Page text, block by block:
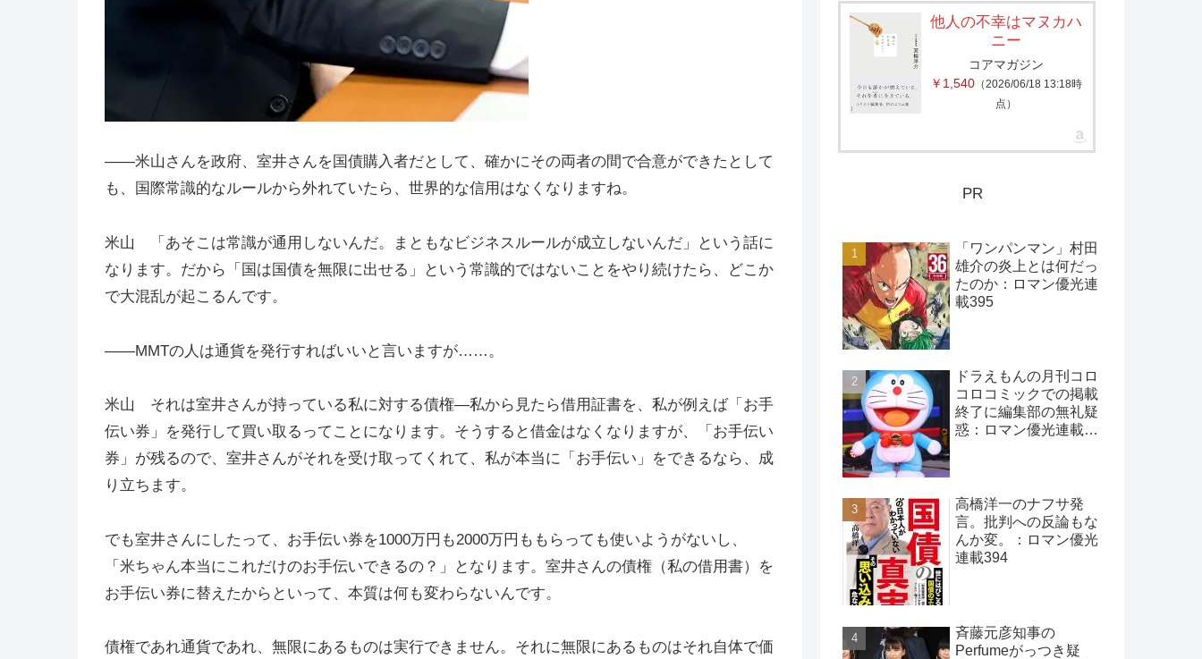
――米山さんを政府、室井さんを国債購入者だとして、確かにその両者の間で合意ができたとして
も、国際常識的なルールから外れていたら、世界的な信用はなくなりますね。
米山 「あそこは常識が通用しないんだ。まともなビジネスルールが成立しないんだ」という話に
なります。だから「国は国債を無限に出せる」という常識的ではないことをやり続けたら、どこか
で大混乱が起こるんです。
――MMTの人は通貨を発行すればいいと言いますが……。
米山 それは室井さんが持っている私に対する債権―私から見たら借用証書を、私が例えば「お手
伝い券」を発行して買い取るってことになります。そうすると借金はなくなりますが、「お手伝い
券」が残るので、室井さんがそれを受け取ってくれて、私が本当に「お手伝い」をできるなら、成
り立ちます。
でも室井さんにしたって、お手伝い券を1000万円も2000万円ももらっても使いようがないし、
「米ちゃん本当にこれだけのお手伝いできるの？」となります。室井さんの債権（私の借用書）を
お手伝い券に替えたからといって、本質は何も変わらないんです。
債権であれ通貨であれ、無限にあるものは実行できません。それに無限にあるものはそれ自体で価
他人の不幸はマヌカハ
ニー
コアマガジン
￥1,540（2026/06/18 13:18時
点）
PR
「ワンパンマン」村田
雄介の炎上とは何だっ
たのか：ロマン優光連
載395
ドラえもんの月刊コロ
コロコミックでの掲載
終了に編集部の無礼疑
惑：ロマン優光連載
高橋洋一のナフサ発
言。批判への反論もな
んか変。：ロマン優光
連載394
斉藤元彦知事の
Perfumeがっつき疑